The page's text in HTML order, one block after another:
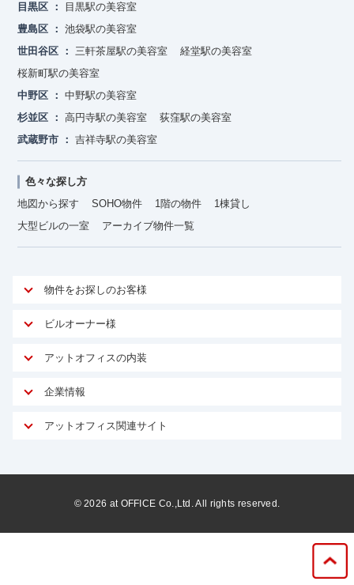
目黒区
目黒駅の美容室
豊島区
池袋駅の美容室
世田谷区
三軒茶屋駅の美容室
経堂駅の美容室
桜新町駅の美容室
中野区
中野駅の美容室
杉並区
高円寺駅の美容室
荻窪駅の美容室
武蔵野市
吉祥寺駅の美容室
色々な探し方
地図から探す
SOHO物件 1階の物件
1棟貸し
大型ビルの一室
アーカイブ物件一覧
物件をお探しのお客様
アットオフィスが選ばれる理由
ご契約者様インタビュー
オフィスお役立ちコラム
ビルオーナー様
オーナー様向けサービス
マイソク作成
物件情報から成約賃料を予測
リノベーション
サブリース
アットオフィスの内装
サービス内容
内装に関するよくある質問
企業情報
アットオフィス関連サイト
アットレジデンス
ビルアド
©2026 at OFFICE Co.,Ltd. All rights reserved.